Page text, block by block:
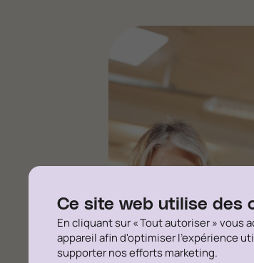
Ce site web utilise des
En cliquant sur « Tout autoriser » vous
appareil afin d'optimiser l'expérience
supporter nos efforts marketing.